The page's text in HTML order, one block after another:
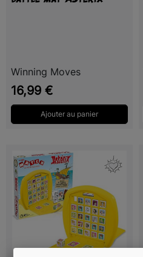
Winning Moves
Prix
16,99 €
Ajouter au panier